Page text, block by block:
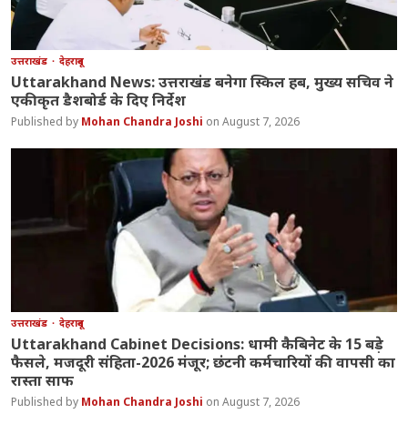
उत्तराखंड देहरादून
Uttarakhand News: उत्तराखंड बनेगा स्किल हब, मुख्य सचिव ने
एकीकृत डैशबोर्ड के दिए निर्देश
Mohan Chandra Joshi August 7, 2026
उत्तराखंड देहरादून
Uttarakhand Cabinet Decisions: धामी कैबिनेट के 15 बड़े
फैसले, मजदूरी संहिता-2026 मंजूर; छंटनी कर्मचारियों की वापसी का
रास्ता साफ
Mohan Chandra Joshi August 7, 2026